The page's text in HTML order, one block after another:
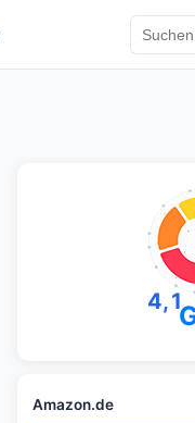
4,1
Amazon.de